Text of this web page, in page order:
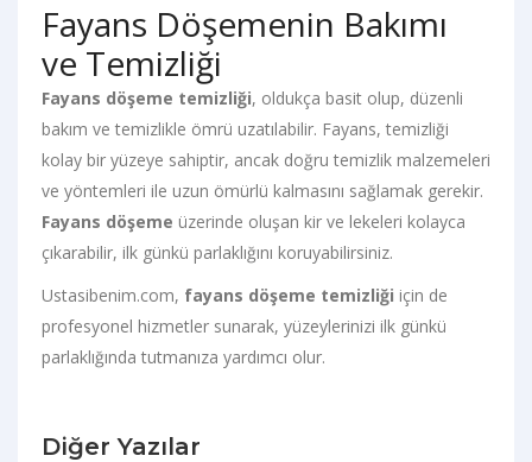
Fayans Döşemenin Bakımı
ve Temizliği
Fayans döşeme temizliği, oldukça basit olup, düzenli
bakım ve temizlikle ömrü uzatılabilir. Fayans, temizliği
kolay bir yüzeye sahiptir, ancak doğru temizlik malzemeleri
ve yöntemleri ile uzun ömürlü kalmasını sağlamak gerekir.
Fayans döşeme üzerinde oluşan kir ve lekeleri kolayca
çıkarabilir, ilk günkü parlaklığını koruyabilirsiniz.
Ustasibenim.com, fayans döşeme temizliği için de
profesyonel hizmetler sunarak, yüzeylerinizi ilk günkü
parlaklığında tutmanıza yardımcı olur.
Diğer Yazılar